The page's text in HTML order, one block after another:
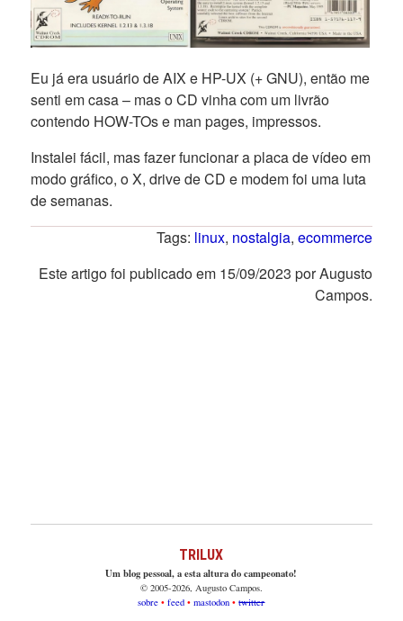
Eu já era usuário de AIX e HP-UX (+ GNU), então me
senti em casa – mas o CD vinha com um livrão
contendo HOW-TOs e man pages, impressos.
Instalei fácil, mas fazer funcionar a placa de vídeo em
modo gráfico, o X, drive de CD e modem foi uma luta
de semanas.
Tags: linux, nostalgia,ecommerce
Este artigo foi publicado em 15/09/2023 por Augusto
Campos.
TRILUX
Um blog pessoal, a esta altura do campeonato!
© 2005-2026, Augusto Campos.
sobre
feed mastodon
twitter